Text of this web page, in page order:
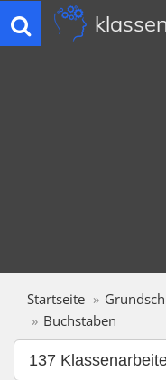
Toggle
navigation
Startseite
Buchstaben
137